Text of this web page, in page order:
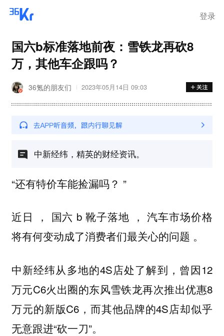
登录
国六b标准落地前夜：雪铁龙再砍8
万，其他车企跟吗？
36氪的朋友们 2023年05月14日 09:03
中新经纬，精英的财经资讯。
“还有特价车能捡漏吗？ ”
近日 ， 国六 b 靴子落地 ， 汽车市场价格
将有何变动成了消费者们最关心的问题 。
中新经纬从多地的4S店处了解到，曾因12
万元C6火出圈的东风雪铁龙再次推出优惠8
万元的新版C6，而其他品牌的4S店却似乎
无意跟进“砍一刀”。